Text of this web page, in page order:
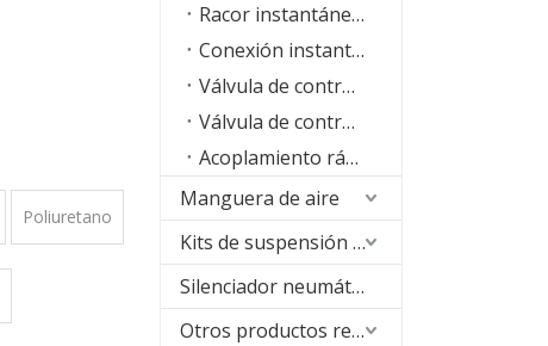
Poliuretano
Racor instantáneo de latón
Conexión instantánea de acero inoxidable
Válvula de control de velocidad
Válvula de control manual
Acoplamiento rápido
Manguera de aire
Kits de suspensión neumática
Silenciador neumático
Otros productos relacionados